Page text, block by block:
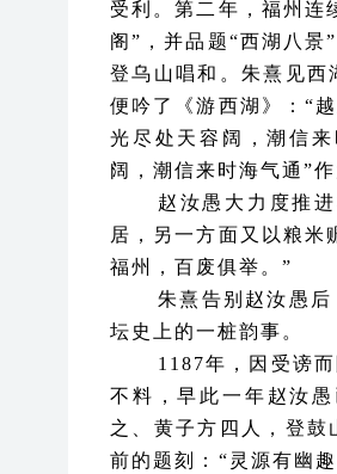
受利。第二年，福州连
阁”，并品题“西湖八景
登乌山唱和。朱熹见西
便吟了《游西湖》：“
光尽处天容阔，潮信
阔，潮信来时海气通”
赵汝愚大力度推
居，另一方面又以粮米
福州，百废俱举。”
朱熹告别赵汝愚
坛史上的一桩韵事。
1187年，因受谤
不料，早此一年赵汝
之、黄子方四人，登
前的题刻：“灵源有幽